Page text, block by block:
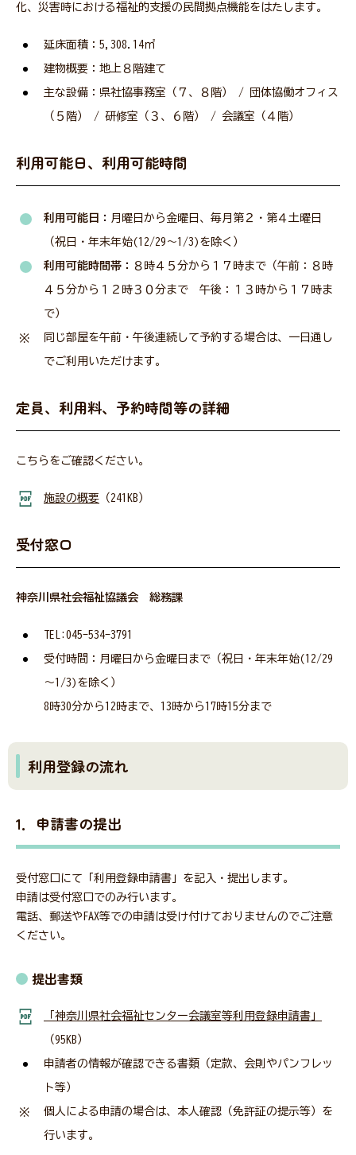
化、災害時における福祉的支援の民間拠点機能をはたします。
延床面積：5,308.14㎡
建物概要：地上８階建て
主な設備：県社協事務室（７、８階） / 団体協働オフィス
（５階） / 研修室（３、６階） / 会議室（４階）
利用可能日、利用可能時間
利用可能日： 月曜日から金曜日、毎月第２・第４土曜日
（祝日・年末年始(12/29～1/3)を除く）
利用可能時間帯： ８時４５分から１７時まで（午前：８時
４５分から１２時３０分まで 午後：１３時から１７時ま
で）
同じ部屋を午前・午後連続して予約する場合は、一日通し
でご利用いただけます。
定員、利用料、予約時間等の詳細
こちらをご確認ください。
施設の概要 （241KB）
受付窓口
神奈川県社会福祉協議会 総務課
TEL:045-534-3791
受付時間：月曜日から金曜日まで（祝日・年末年始(12/29
～1/3)を除く）
​​​8時30分から12時まで、13時から17時15分まで
利用登録の流れ
1．申請書の提出
受付窓口にて「利用登録申請書」を記入・提出します。
申請は受付窓口でのみ行います。
電話、郵送やFAX等での申請は受け付けておりませんのでご注意
ください。
提出書類
「神奈川県社会福祉センター会議室等利用登録申請書」
（95KB）
申請者の情報が確認できる書類（定款、会則やパンフレッ
ト等）
個人による申請の場合は、本人確認（免許証の提示等）を
行います。